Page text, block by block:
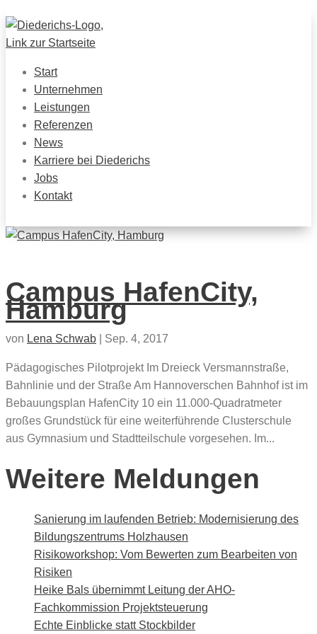
Start
Unternehmen
Leistungen
Referenzen
News
Karriere bei Diederichs
Jobs
Kontakt
Campus HafenCity,
Hamburg
von Lena Schwab Sep. 4, 2017
Pädagogisches Pilotprojekt Im Dreieck Versmannstraße,
Bahnlinie und der Straße Am Hannoverschen Bahnhof ist im
Bebauungsplan HafenCity 10 ein 11.000-Quadratmeter
großes Grundstück für eine weiterführende Clusterschule
aus Gymnasium und Stadtteilschule vorgesehen. Im...
Weitere Meldungen
Sanierung im laufenden Betrieb: Modernisierung des
Bildungszentrums Holzhausen
Risikoworkshop: Vom Bewerten zum Bearbeiten von
Risiken
Heike Bals übernimmt Leitung der AHO-
Fachkommission Projektsteuerung
Echte Einblicke statt Stockbilder